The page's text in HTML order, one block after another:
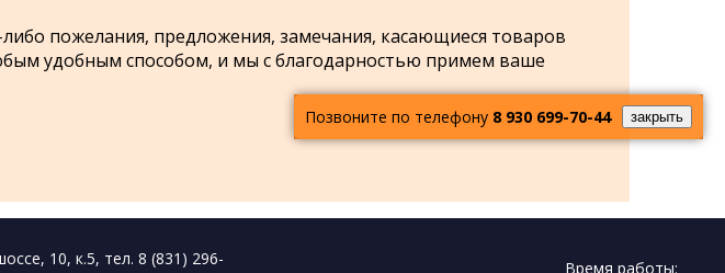
пожелания, предложения, замечания, касающиеся товаров
удобным способом, и мы с благодарностью примем ваше
Позвоните по телефону 8 930 699-70-44 закрыть
10, к.5, тел. 8 (831) 296-
Время работы: